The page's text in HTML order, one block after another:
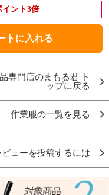
ント3倍
トに入れる
専門店のまもる君 ト
ップに戻る
作業服の一覧を見る
ューを投稿するには